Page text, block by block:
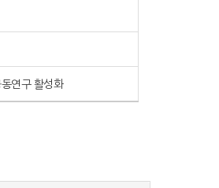
연구 활성화